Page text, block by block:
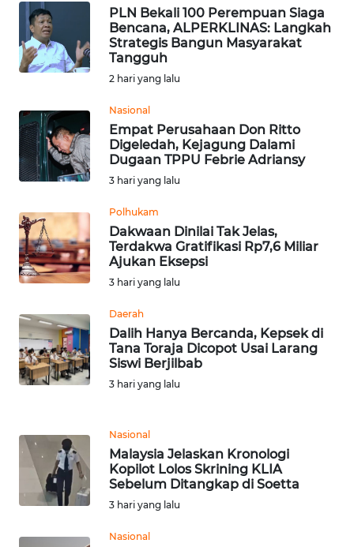
PLN Bekali 100 Perempuan Siaga
Bencana, ALPERKLINAS: Langkah
Strategis Bangun Masyarakat
Tangguh
2 hari yang lalu
Nasional
Empat Perusahaan Don Ritto
Digeledah, Kejagung Dalami
Dugaan TPPU Febrie Adriansy
3 hari yang lalu
Polhukam
Dakwaan Dinilai Tak Jelas,
Terdakwa Gratifikasi Rp7,6 Miliar
Ajukan Eksepsi
3 hari yang lalu
Daerah
Dalih Hanya Bercanda, Kepsek di
Tana Toraja Dicopot Usai Larang
Siswi Berjilbab
3 hari yang lalu
Nasional
Malaysia Jelaskan Kronologi
Kopilot Lolos Skrining KLIA
Sebelum Ditangkap di Soetta
3 hari yang lalu
Nasional
WN
PAPUA
PAPUA
BARAT
WN
RIAU
WN
SERAMBI
WN
WN
SULTRA
WN
SULTENG
SULBAR